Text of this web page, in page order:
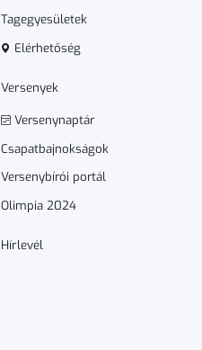
Tagegyesületek
Elérhetőség
Versenyek
Versenynaptár
Csapatbajnokságok
Versenybírói portál
Olimpia 2024
Hírlevél